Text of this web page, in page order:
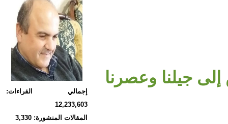
جيلنا وعصرنا
إجمالي القراءات:
12,233,603
المقالات المنشورة: 3,330